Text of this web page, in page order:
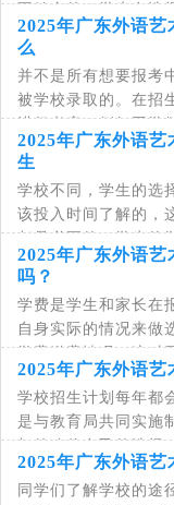
不健全的，学生在选
理的广东外语艺术职
2025年广东外语
么
并不是所有想要报考
被学校录取的。在招
进行考察，例如同学
校要考察的，下文是
2025年广东外语
生
学校不同，学生的选
该投入时间了解的，
都是必要的。学生的
文是小编整理的广东
2025年广东外语
吗？
学费是学生和家长在
自身实际的情况来做
学费缴费情况，这对
整理的广东外语艺术
2025年广东外语艺
学校招生计划每年都
是与教育局共同实施
加的确信自己的选择
否被录取。下文是小
2025年广东外语
同学们了解学校的途